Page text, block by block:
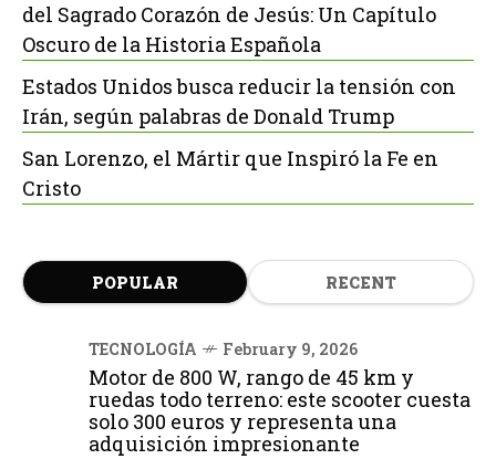
del Sagrado Corazón de Jesús: Un Capítulo
Oscuro de la Historia Española
Estados Unidos busca reducir la tensión con
Irán, según palabras de Donald Trump
San Lorenzo, el Mártir que Inspiró la Fe en
Cristo
POPULAR RECENT
TECNOLOGÍA February 9, 2026
Motor de 800 W, rango de 45 km y
ruedas todo terreno: este scooter cuesta
solo 300 euros y representa una
adquisición impresionante